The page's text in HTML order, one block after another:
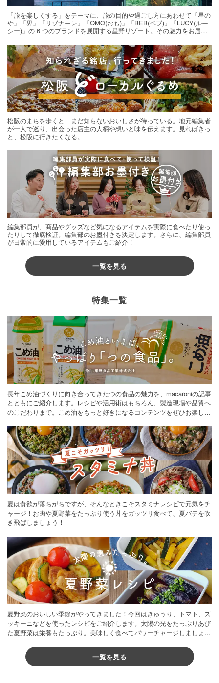
「旅を楽しくする」をテーマに、旅の目的や過ごし方にあわせて「星の
や」「界」「リゾナーレ」「OMO(おも)」「BEB(ベブ)」「LUCY(ルー
シー)」の 6 つのブランドを展開する星野リゾート。その魅力をお届け
松阪のまちを歩くと、まだ知らないおいしさが待っている。地元編集者
が一人で巡り、出会った店主の人柄や想いと味を伝えます。見ればきっ
と、松阪に行きたくなる。
編集部員が、商品やグッズなど気になるアイテムを実際に食べたり使っ
たりして徹底検証。編集部のお墨付きを決定します。さらに、編集部員
が日常的に愛用しているアイテムもご紹介！
一覧を見る
特集一覧
長年こめ油づくりに向き合ってきたつの食品の魅力を、macaroniの記事
とともにご紹介します。レシピや活用術はもちろん、製造現場や品質へ
のこだわりまで。こめ油をもっと好きになるコンテンツをぜひお楽しみ
夏は食欲が落ちがちですが、そんなときこそスタミナレシピで元気をチ
ャージ！お肉や夏野菜をたっぷり使う丼をガッツリ食べて、夏バテを吹
き飛ばしましょう！
夏野菜のおいしい季節がやってきました！今回はきゅうり、トマト、ズ
ッキーニなどを使ったレシピをご紹介します。太陽の光をたっぷりあび
た夏野菜は栄養もたっぷり。美味しく食べてパワーチャージしましょう
一覧を見る